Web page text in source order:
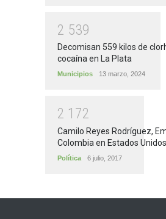
2 539
Decomisan 559 kilos de
cocaína en La Plata
Municipios 13 marzo, 2024
2 1 72
Camilo Reyes Rodríguez,
Colombia en Estados Unidos
Política 6 julio, 2017